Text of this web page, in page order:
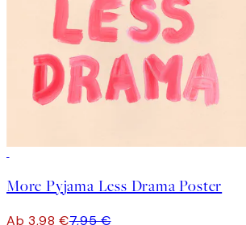
More Pyjama Less Drama Poster
Ab 3,98 €7,95 €